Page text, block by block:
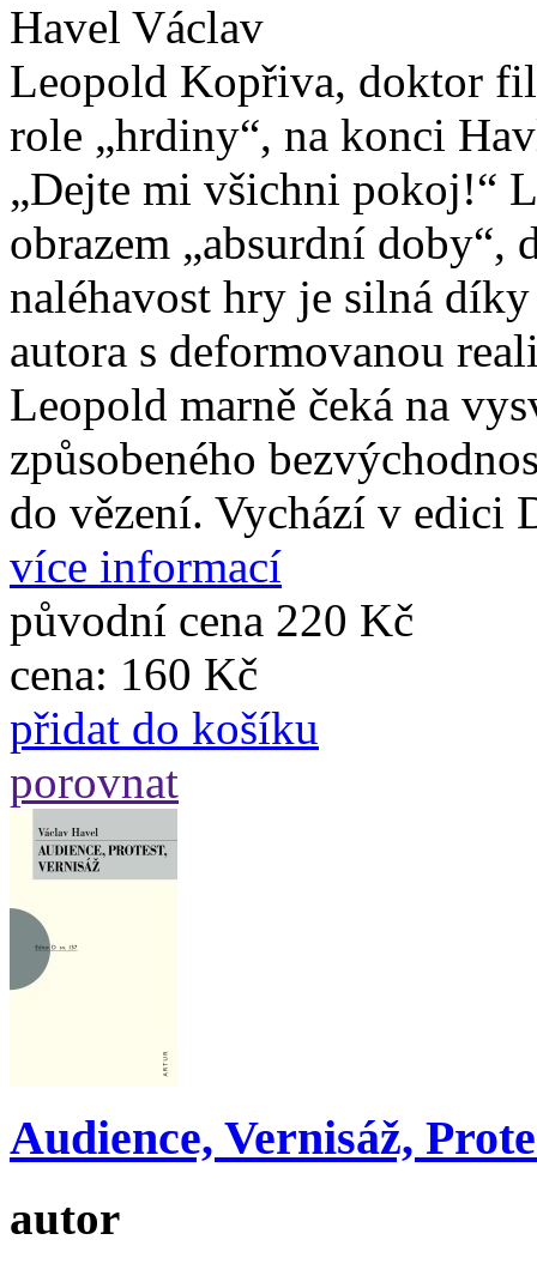
Havel Václav
Leopold Kopřiva, doktor
role „hrdiny“, na konci
„Dejte mi všichni pokoj!“
obrazem „absurdní doby“,
naléhavost hry je silná
autora s deformovanou
Leopold marně čeká na
způsobeného
do vězení. Vychází v edici
více informací
původní cena 220 Kč
cena: 160 Kč
přidat do košíku
porovnat
Audience, Vernisáž,
autor